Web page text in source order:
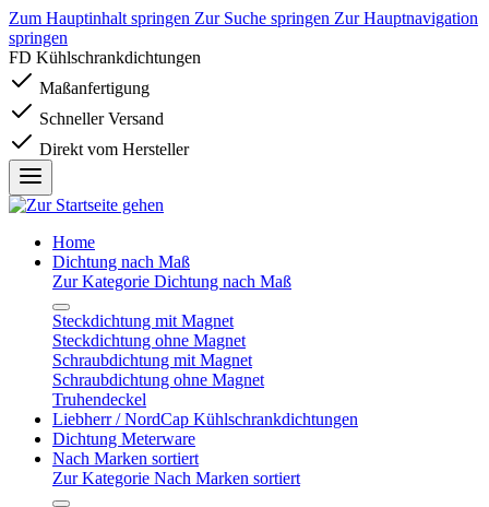
Zum Hauptinhalt springen Zur Suche springen Zur Hauptnavigation
springen
FD Kühlschrankdichtungen
Maßanfertigung
Schneller Versand
Direkt vom Hersteller
Home
Dichtung nach Maß
Zur Kategorie Dichtung nach Maß
Steckdichtung mit Magnet
Steckdichtung ohne Magnet
Schraubdichtung mit Magnet
Schraubdichtung ohne Magnet
Truhendeckel
Liebherr / NordCap Kühlschrankdichtungen
Dichtung Meterware
Nach Marken sortiert
Zur Kategorie Nach Marken sortiert